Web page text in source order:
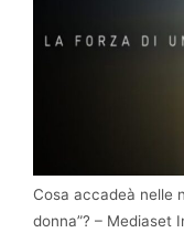
Cosa accadeà nelle
donna”? – Mediaset